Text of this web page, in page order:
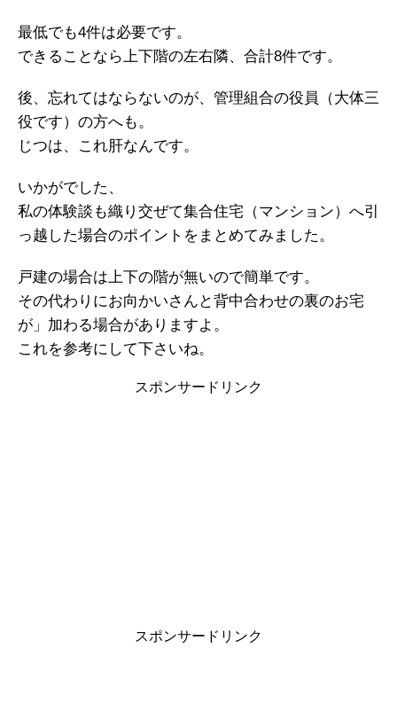
最低でも4件は必要です。
できることなら上下階の左右隣、合計8件です。
後、忘れてはならないのが、管理組合の役員（大体三
役です）の方へも。
じつは、これ肝なんです。
いかがでした、
私の体験談も織り交ぜて集合住宅（マンション）へ引
っ越した場合のポイントをまとめてみました。
戸建の場合は上下の階が無いので簡単です。
その代わりにお向かいさんと背中合わせの裏のお宅
が」加わる場合がありますよ。
これを参考にして下さいね。
スポンサードリンク
スポンサードリンク